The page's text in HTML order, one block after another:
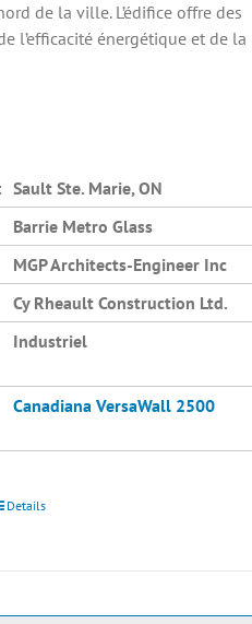
de la ville. L’édifice offre des
l’efficacité énergétique et de la
Sault Ste. Marie, ON
Barrie Metro Glass
MGP Architects-Engineer Inc
Cy Rheault Construction Ltd.
Industriel
Canadiana VersaWall 2500
Details